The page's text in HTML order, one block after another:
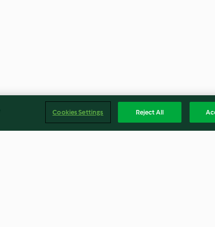
Cookies Settings Reject All